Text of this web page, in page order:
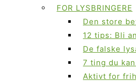
FOR LYSBRINGERE
Den store
12 tips: Bli
De falske
7 ting du
Aktivt for